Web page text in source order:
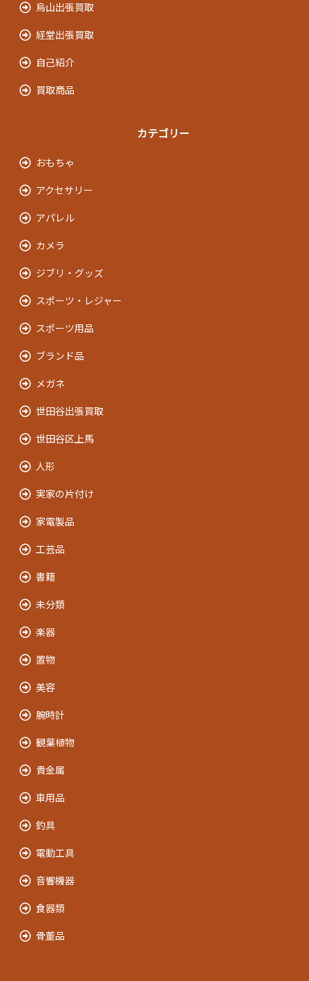
烏山出張買取
経堂出張買取
自己紹介
買取商品
カテゴリー
おもちゃ
アクセサリー
アパレル
カメラ
ジブリ・グッズ
スポーツ・レジャー
スポーツ用品
ブランド品
メガネ
世田谷出張買取
世田谷区上馬
人形
実家の片付け
家電製品
工芸品
書籍
未分類
楽器
置物
美容
腕時計
観葉植物
貴金属
車用品
釣具
電動工具
音響機器
食器類
骨董品